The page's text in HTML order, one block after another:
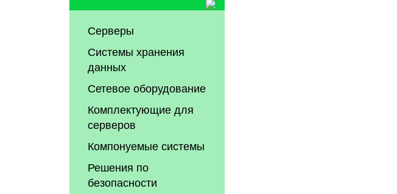
Серверы
Системы хранения
данных
Сетевое оборудование
Комплектующие для
серверов
Компонуемые системы
Решения по
безопасности